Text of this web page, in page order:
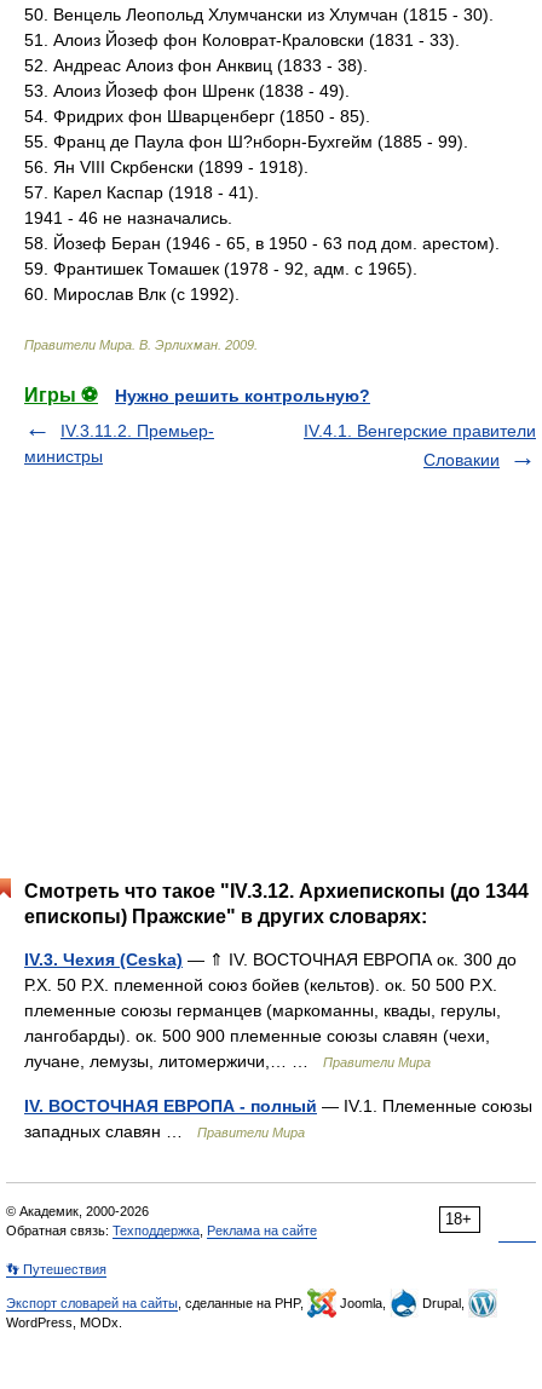
50. Венцель Леопольд Хлумчански из Хлумчан (1815 - 30).
51. Алоиз Йозеф фон Коловрат-Краловски (1831 - 33).
52. Андреас Алоиз фон Анквиц (1833 - 38).
53. Алоиз Йозеф фон Шренк (1838 - 49).
54. Фридрих фон Шварценберг (1850 - 85).
55. Франц де Паула фон Ш?нборн-Бухгейм (1885 - 99).
56. Ян VIII Скрбенски (1899 - 1918).
57. Карел Каспар (1918 - 41).
1941 - 46 не назначались.
58. Йозеф Беран (1946 - 65, в 1950 - 63 под дом. арестом).
59. Франтишек Томашек (1978 - 92, адм. с 1965).
60. Мирослав Влк (с 1992).
Правители Мира В. Эрлихман 2009
Игры ⚽
Нужно решить контрольную?
IV.3.11.2. Премьер-
министры
IV.4.1. Венгерские правители
Словакии
Смотреть что такое "IV.3.12. Архиепископы (до 1344
епископы) Пражские" в других словарях:
IV.3. Чехия (Ceska) — ⇑ IV. ВОСТОЧНАЯ ЕВРОПА ок. 300 до
Р.Х. 50 Р.Х. племенной союз бойев (кельтов). ок. 50 500 Р.Х.
племенные союзы германцев (маркоманны, квады, герулы,
лангобарды). ок. 500 900 племенные союзы славян (чехи,
лучане, лемузы, литомержичи,… …
Правители Мира
IV. ВОСТОЧНАЯ ЕВРОПА - полный — IV.1. Племенные союзы
западных славян …
Правители Мира
18+
© Академик, 2000-2026
Обратная связь: Техподдержка Реклама на сайте
👣 Путешествия
Экспорт словарей на сайты , сделанные на PHP, Joomla,
Drupal,
WordPress, MODx.